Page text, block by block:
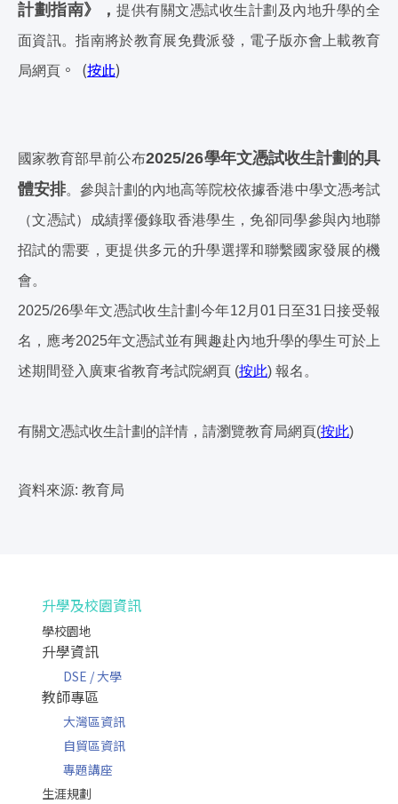
計劃指南》，提供有關文憑試收生計劃及內地升學的全
面資訊。指南將於教育展免費派發，電子版亦會上載教育
局網頁 。 (按此)
國家教育部早前公布2025/26學年文憑試收生計劃的具
體安排。參與計劃的內地高等院校依據香港中學文憑考試
（文憑試）成績擇優錄取香港學生，免卻同學參與內地聯
招試的需要，更提供多元的升學選擇和聯繫國家發展的機
會。
2025/26學年文憑試收生計劃今年12月01日至31日接受報
名，應考2025年文憑試並有興趣赴內地升學的學生可於上
述期間登入廣東省教育考試院網頁 (按此) 報名。
有關文憑試收生計劃的詳情，請瀏覽教育局網頁(按此)
資料來源: 教育局
升學及校園資訊
學校園地
升學資訊
DSE / 大學
教師專區
大灣區資訊
自貿區資訊
專題講座
生涯規劃